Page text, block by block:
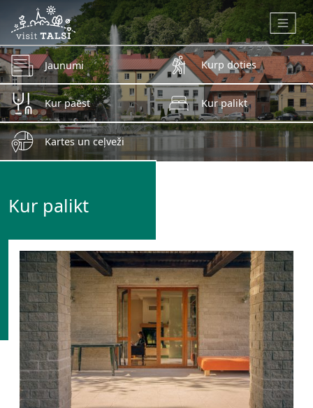
Skip to main content
Jaunumi Kurp doties
Kur paēst Kur palikt
Kartes un ceļveži
Kur palikt